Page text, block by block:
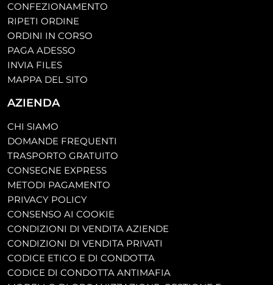
CONFEZIONAMENTO
RIPETI ORDINE
ORDINI IN CORSO
PAGA ADESSO
INVIA FILES
MAPPA DEL SITO
AZIENDA
CHI SIAMO
DOMANDE FREQUENTI
TRASPORTO GRATUITO
CONSEGNE EXPRESS
METODI PAGAMENTO
PRIVACY POLICY
CONSENSO AI COOKIE
CONDIZIONI DI VENDITA AZIENDE
CONDIZIONI DI VENDITA PRIVATI
CODICE ETICO E DI CONDOTTA
CODICE DI CONDOTTA ANTIMAFIA